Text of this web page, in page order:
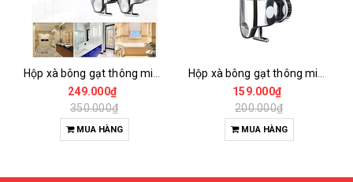
249.000₫
350.000₫
MUA HÀNG
159.000₫
200.000₫
MUA HÀNG